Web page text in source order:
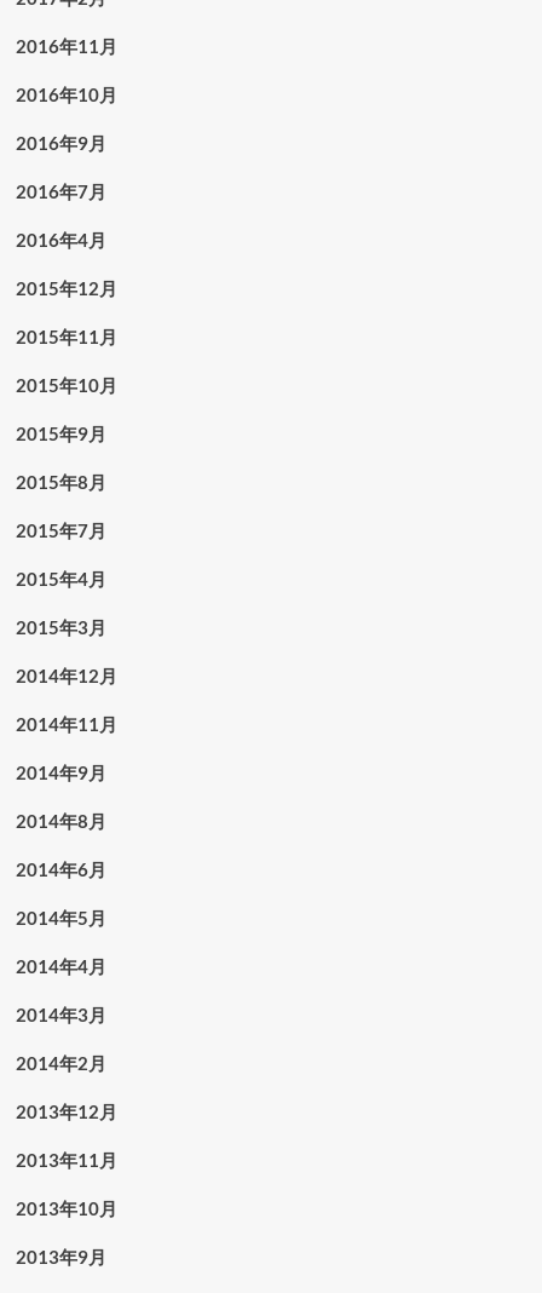
2016年11月
2016年10月
2016年9月
2016年7月
2016年4月
2015年12月
2015年11月
2015年10月
2015年9月
2015年8月
2015年7月
2015年4月
2015年3月
2014年12月
2014年11月
2014年9月
2014年8月
2014年6月
2014年5月
2014年4月
2014年3月
2014年2月
2013年12月
2013年11月
2013年10月
2013年9月